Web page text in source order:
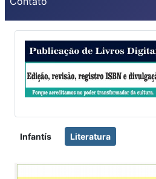
Infantís Literatura